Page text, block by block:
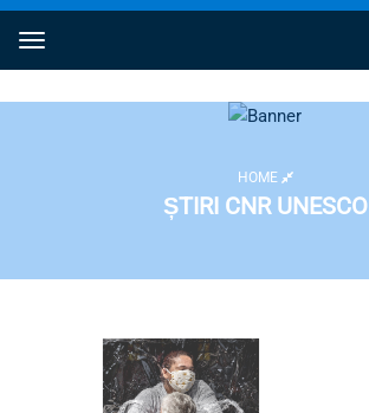
Toggle navigation
HOME
ȘTIRI CNR UNESCO